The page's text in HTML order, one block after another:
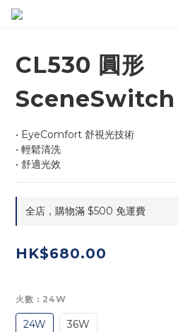
CL530 圓形
SceneSwitch
• EyeComfort 舒視光技術
• 輕鬆清洗
• 舒適光效
全店，購物滿 $500 免運費
HK$680.00
火數 : 24W
24W 36W